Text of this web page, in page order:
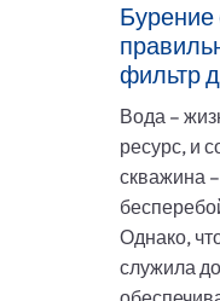
Бурение
фильтр
Вода –
ресурс, и
скважина
Однако,
служила